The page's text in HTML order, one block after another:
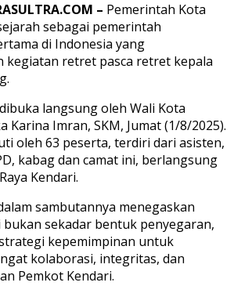
– Pemerintah Kota
sebagai pemerintah
di Indonesia yang
kegiatan retret pasca retret kepala
langsung oleh Wali Kota
Karina Imran, SKM, Jumat (1/8/2025).
oleh 63 peserta, terdiri dari asisten,
kabag dan camat ini, berlangsung
Kendari.
sambutannya menegaskan
sekadar bentuk penyegaran,
kepemimpinan untuk
kolaborasi, integritas, dan
Pemkot Kendari.